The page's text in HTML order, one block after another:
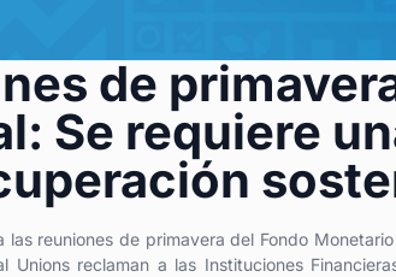
de
Se requiere
las reuniones de primavera del Fondo
Unions reclaman a las Instituciones